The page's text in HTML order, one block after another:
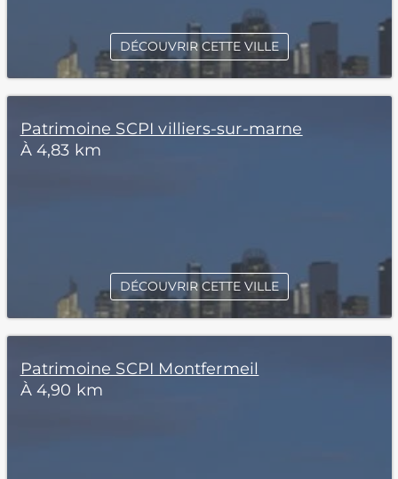
DÉCOUVRIR CETTE VILLE
Patrimoine SCPI villiers-sur-marne
À 4,83 km
DÉCOUVRIR CETTE VILLE
Patrimoine SCPI Montfermeil
À 4,90 km